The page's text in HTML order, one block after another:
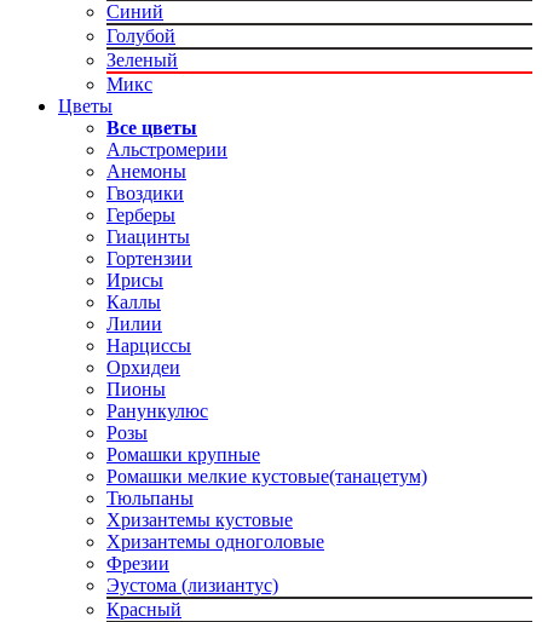
Синий
Голубой
Зеленый
Микс
Цветы
Все цветы
Альстромерии
Анемоны
Гвоздики
Герберы
Гиацинты
Гортензии
Ирисы
Каллы
Лилии
Нарциссы
Орхидеи
Пионы
Ранункулюс
Розы
Ромашки крупные
Ромашки мелкие кустовые(танацетум)
Тюльпаны
Хризантемы кустовые
Хризантемы одноголовые
Фрезии
Эустома (лизиантус)
Красный